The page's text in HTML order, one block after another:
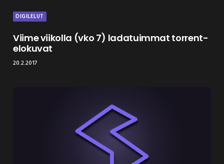
DIGILELUT
Viime viikolla (vko 7) ladatuimmat torrent-
elokuvat
20.2.2017